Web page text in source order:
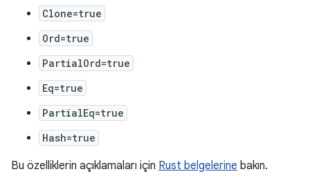
Clone=true
Ord=true
PartialOrd=true
Eq=true
PartialEq=true
Hash=true
Bu özelliklerin açıklamaları için Rust belgelerine bakın.